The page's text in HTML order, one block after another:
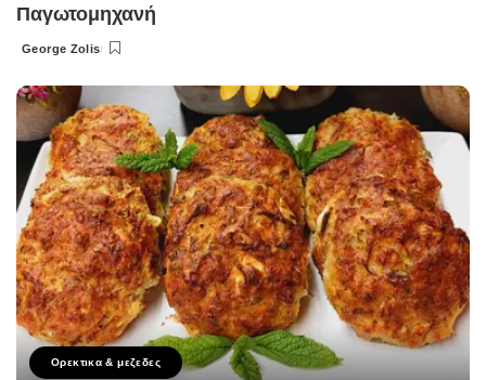
Παγωτομηχανή
Posted
George Zolis
Ορεκτικα & μεζεδες